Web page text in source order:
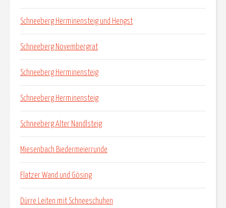
Schneeberg Herminensteig und Hengst
Schneeberg Novembergrat
Schneeberg Herminensteig
Schneeberg Herminensteig
Schneeberg Alter Nandlsteig
Miesenbach Biedermeierrunde
Flatzer Wand und Gösing
Dürre Leiten mit Schneeschuhen